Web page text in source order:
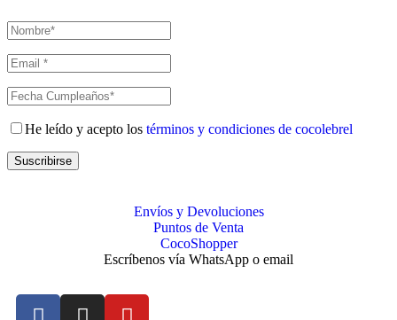
He leído y acepto los términos y condiciones de cocolebrel
Suscribirse
Envíos y Devoluciones
Puntos de Venta
CocoShopper
Escríbenos vía WhatsApp o email